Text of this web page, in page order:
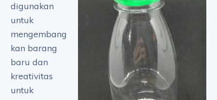
digunakan
untuk
mengembang
kan barang
baru dan
kreativitas
untuk